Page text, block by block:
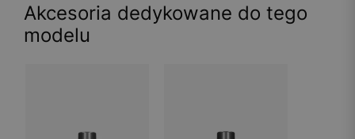
Akcesoria dedykowane do tego
modelu